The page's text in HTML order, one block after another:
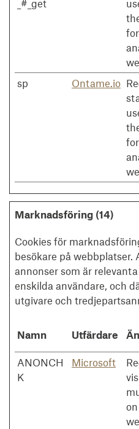
_#_get
sp
Ontame.io
Marknadsföring (14)
Cookies för
besökare på webbplatser.
annonser som är
enskilda användare, och
utgivare och
Namn Utfärdare
ANONCH
K
Microsoft